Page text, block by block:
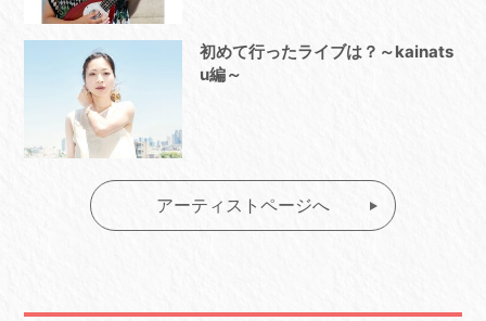
初めて行ったライブは？～kainats
u編～
アーティストページへ